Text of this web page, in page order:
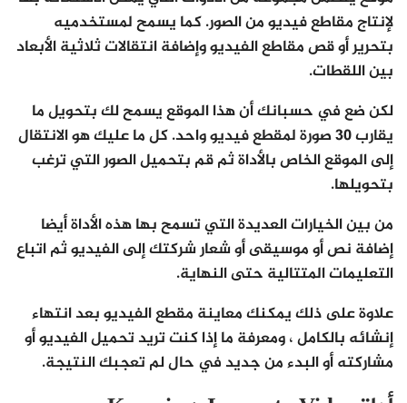
لإنتاج مقاطع فيديو من الصور. كما يسمح لمستخدميه
بتحرير أو قص مقاطع الفيديو وإضافة انتقالات ثلاثية الأبعاد
بين اللقطات.
لكن ضع في حسبانك أن هذا الموقع يسمح لك بتحويل ما
يقارب 30 صورة لمقطع فيديو واحد. كل ما عليك هو الانتقال
إلى الموقع الخاص بالأداة ثم قم بتحميل الصور التي ترغب
بتحويلها.
من بين الخيارات العديدة التي تسمح بها هذه الأداة أيضا
إضافة نص أو موسيقى أو شعار شركتك إلى الفيديو ثم اتباع
التعليمات المتتالية حتى النهاية.
علاوة على ذلك يمكنك معاينة مقطع الفيديو بعد انتهاء
إنشائه بالكامل ، ومعرفة ما إذا كنت تريد تحميل الفيديو أو
مشاركته أو البدء من جديد في حال لم تعجبك النتيجة.